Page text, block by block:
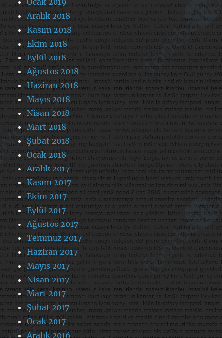
Aralık 2018
Kasım 2018
Ekim 2018
Eylül 2018
Ağustos 2018
Haziran 2018
Mayıs 2018
Nisan 2018
Mart 2018
Şubat 2018
Ocak 2018
Aralık 2017
Kasım 2017
Ekim 2017
Eylül 2017
Ağustos 2017
Temmuz 2017
Haziran 2017
Mayıs 2017
Nisan 2017
Mart 2017
Şubat 2017
Ocak 2017
Aralık 2016